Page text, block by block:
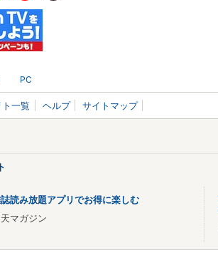
PC
一覧 ヘルプ サイトマップ
読み放題アプリでお得に楽しむ
マガジン